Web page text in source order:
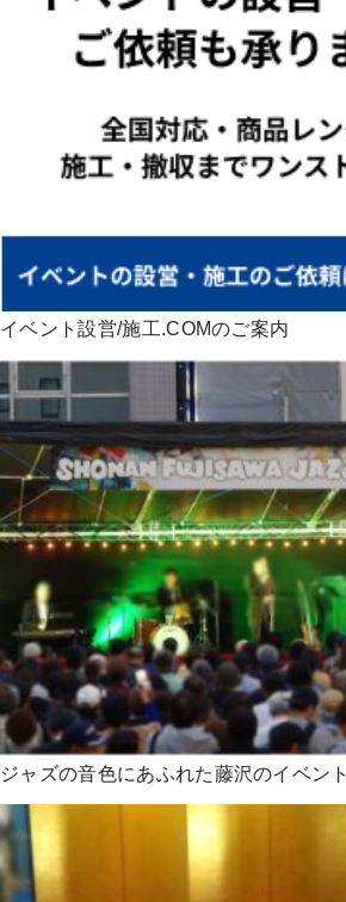
イベント設営/施工.COMのご案内
ジャズの音色にあふれた藤沢のイベント